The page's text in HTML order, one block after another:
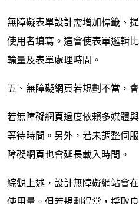
無障礙表單設計需增加標籤、
使用者填寫。這會使表單邏輯
輸量及表單處理時間。
五、無障礙網頁若規劃不當，
若無障礙網頁過度依賴多媒體
等待時間。另外，若未調整伺
障礙網頁也會延長載入時間。
綜觀上述，設計無障礙網站會